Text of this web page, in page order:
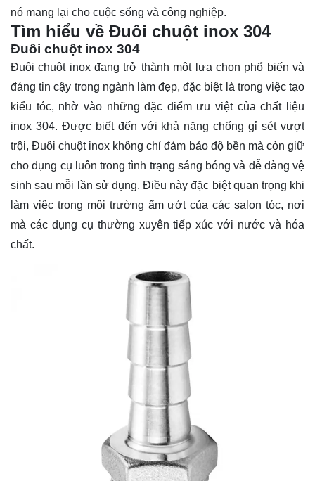
nó mang lại cho cuộc sống và công nghiệp.
Tìm hiểu về Đuôi chuột inox 304
Đuôi chuột inox 304
Đuôi chuột inoxđang trở thành một lựa chọn phổ biến và
đáng tin cậy trong ngành làm đẹp, đặc biệt là trong việc tạo
kiểu tóc, nhờ vào những đặc điểm ưu việt của chất liệu
inox 304. Được biết đến với khả năng chống gỉ sét vượt
trội, Đuôi chuột inox không chỉ đảm bảo độ bền mà còn giữ
cho dụng cụ luôn trong tình trạng sáng bóng và dễ dàng vệ
sinh sau mỗi lần sử dụng. Điều này đặc biệt quan trọng khi
làm việc trong môi trường ẩm ướt của các salon tóc, nơi
mà các dụng cụ thường xuyên tiếp xúc với nước và hóa
chất.